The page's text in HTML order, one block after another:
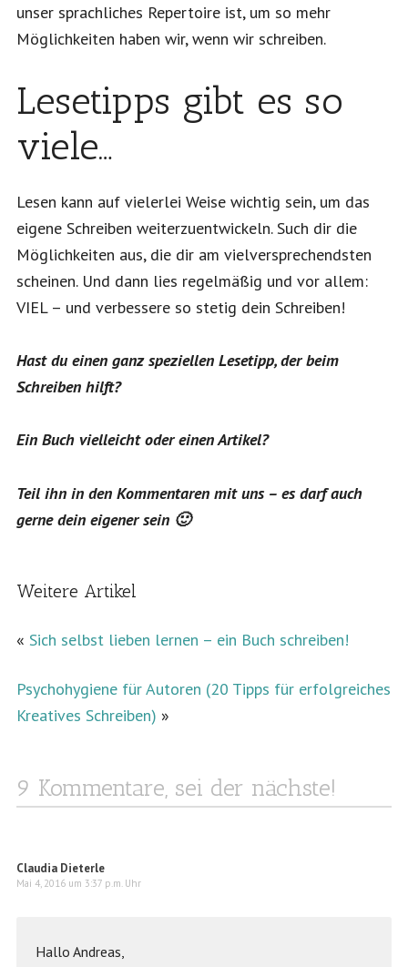
unser sprachliches Repertoire ist, um so mehr
Möglichkeiten haben wir, wenn wir schreiben.
Lesetipps gibt es so
viele…
Lesen kann auf vielerlei Weise wichtig sein, um das
eigene Schreiben weiterzuentwickeln. Such dir die
Möglichkeiten aus, die dir am vielversprechendsten
scheinen. Und dann lies regelmäßig und vor allem:
VIEL – und verbessere so stetig dein Schreiben!
Hast du einen ganz speziellen Lesetipp, der beim
Schreiben hilft?
Ein Buch vielleicht oder einen Artikel?
Teil ihn in den Kommentaren mit uns – es darf auch
gerne dein eigener sein 🙂
Weitere Artikel
« Sich selbst lieben lernen – ein Buch schreiben!
Psychohygiene für Autoren (20 Tipps für erfolgreiches
Kreatives Schreiben) »
9 Kommentare, sei der nächste!
Claudia Dieterle
Mai 4, 2016 um 3:37 p.m. Uhr
Hallo Andreas,